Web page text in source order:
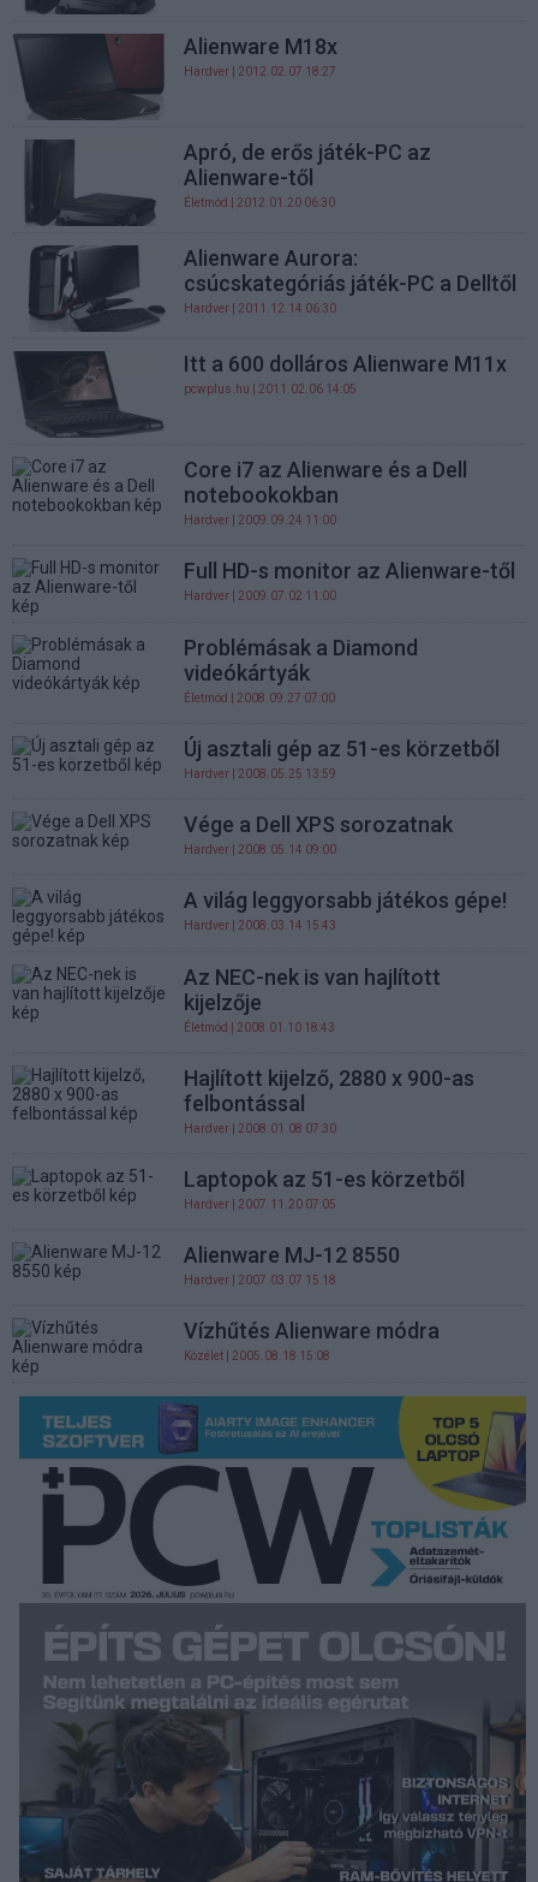
Alienware M18x
Hardver | 2012.02.07 18:27
Apró, de erős játék-PC az
Alienware-től
Életmód | 2012.01.20 06:30
Alienware Aurora:
csúcskategóriás játék-PC a Delltől
Hardver | 2011.12.14 06:30
Itt a 600 dolláros Alienware M11x
pcwplus.hu | 2011.02.06 14:05
Core i7 az Alienware és a Dell
notebookokban
Hardver | 2009.09.24 11:00
Full HD-s monitor az Alienware-től
Hardver | 2009.07.02 11:00
Problémásak a Diamond
videókártyák
Életmód | 2008.09.27 07:00
Új asztali gép az 51-es körzetből
Hardver | 2008.05.25 13:59
Vége a Dell XPS sorozatnak
Hardver | 2008.05.14 09:00
A világ leggyorsabb játékos gépe!
Hardver | 2008.03.14 15:43
Az NEC-nek is van hajlított
kijelzője
Életmód | 2008.01.10 18:43
Hajlított kijelző, 2880 x 900-as
felbontással
Hardver | 2008.01.08 07:30
Laptopok az 51-es körzetből
Hardver | 2007.11.20 07:05
Alienware MJ-12 8550
Hardver | 2007.03.07 15:18
Vízhűtés Alienware módra
Közélet | 2005.08.18 15:08